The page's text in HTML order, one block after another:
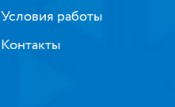
Условия работы
Контакты